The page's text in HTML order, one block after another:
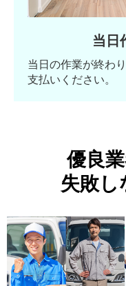
当日
当日の作業が終わ
支払いください。
優良
失敗し